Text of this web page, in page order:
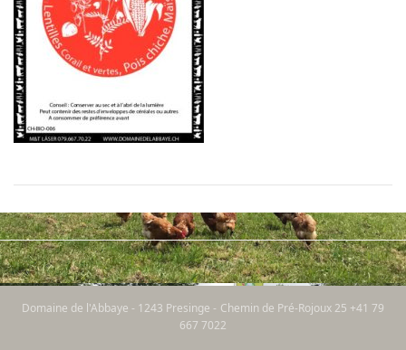
Domaine de l'Abbaye - 1243 Presinge - Chemin de Pré-Rojoux 25 +41 79
667 7022